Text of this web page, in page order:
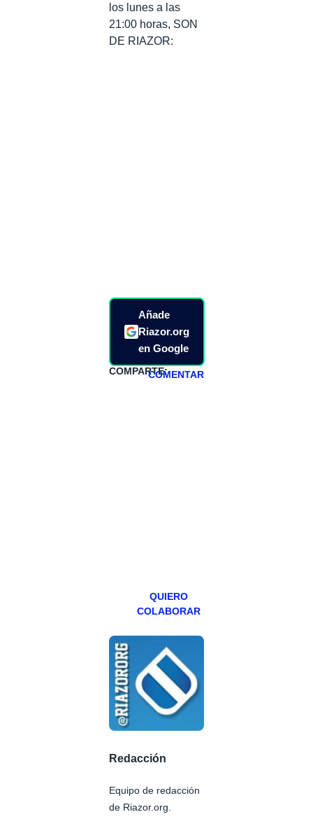
los lunes a las
21:00 horas, SON
DE RIAZOR:
Añade
Riazor.org
en Google
COMPARTE:COMENTAR
QUIERO
COLABORAR
Redacción
Equipo de redacción
de Riazor.org.